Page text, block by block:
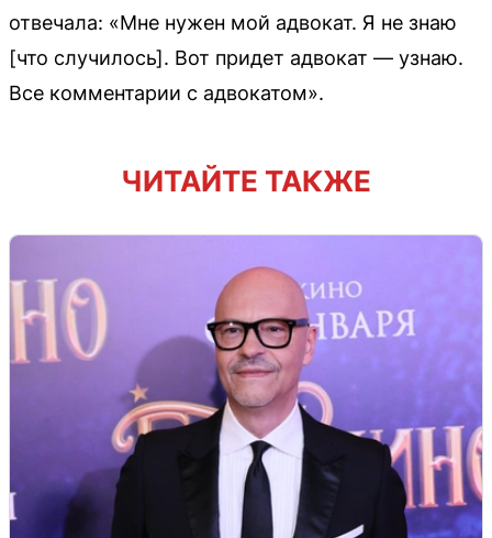
отвечала: «Мне нужен мой адвокат. Я не знаю
[что случилось]. Вот придет адвокат — узнаю.
Все комментарии с адвокатом».
ЧИТАЙТЕ ТАКЖЕ